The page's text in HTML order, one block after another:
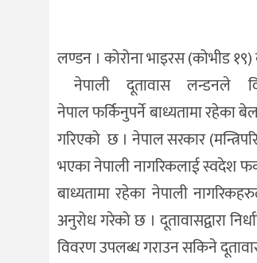
लण्डन । कोरोना भाइरस (कोभीड
नेपाली दूतावास लन्डनले
नेपाल फर्किनुपर्ने बाध्यतामा रहेका
गरिएको छ । नेपाल सरकार
भएका नेपाली नागरिकलाई स्वदेश
बाध्यतामा रहेका नेपाली
अनुरोध गरेको छ । दूतावासद्वारा
विवरण उपलब्ध गराउन सकिने